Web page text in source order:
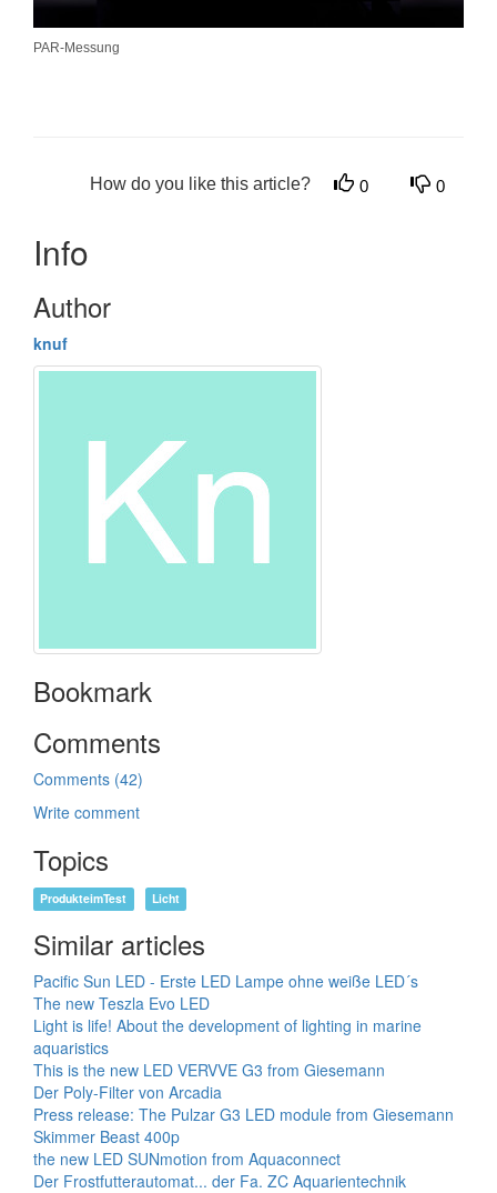
PAR-Messung
How do you like this article? 0 0
Info
Author
knuf
Bookmark
Comments
Comments (42)
Write comment
Topics
ProdukteimTest Licht
Similar articles
Pacific Sun LED - Erste LED Lampe ohne weiße LED´s
The new Teszla Evo LED
Light is life! About the development of lighting in marine
aquaristics
This is the new LED VERVVE G3 from Giesemann
Der Poly-Filter von Arcadia
Press release: The Pulzar G3 LED module from Giesemann
Skimmer Beast 400p
the new LED SUNmotion from Aquaconnect
Der Frostfutterautomat... der Fa. ZC Aquarientechnik